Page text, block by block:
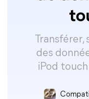
des
iPod